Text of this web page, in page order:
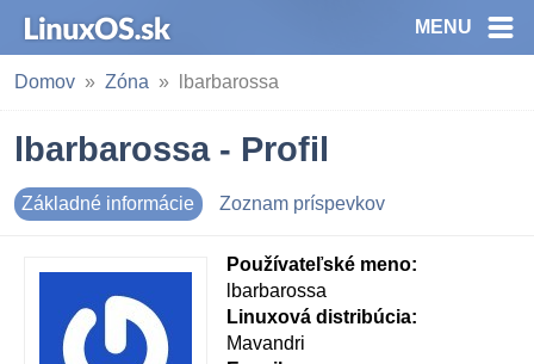
MENU
Domov Zóna lbarbarossa
lbarbarossa - Profil
Základné informácie Zoznam príspevkov
Používateľské meno:
lbarbarossa
Linuxová distribúcia:
Mavandri